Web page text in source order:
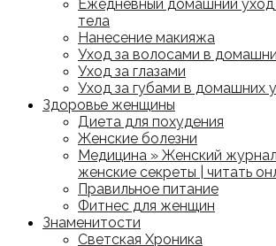
Ежедневный домашний уход
тела
Нанесение макияжа
Уход за волосами в
Уход за глазами
Уход за губами в домашних
Здоровье женщины
Диета для похудения
Женские болезни
Медицина » Женский
женские секреты | читать
Правильное питание
Фитнес для женщин
Знаменитости
Светская Хроника